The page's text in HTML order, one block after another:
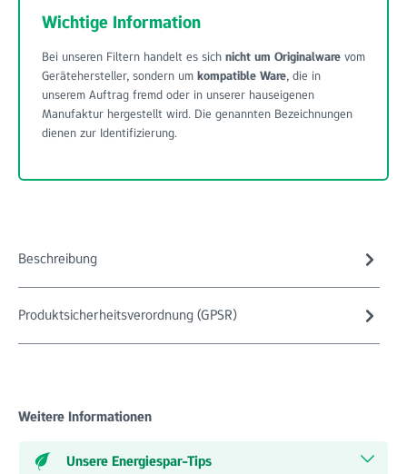
Wichtige Information
Bei unseren Filtern handelt es sich nicht um Originalware vom
Gerätehersteller, sondern um kompatible Ware, die in
unserem Auftrag fremd oder in unserer hauseigenen
Manufaktur hergestellt wird. Die genannten Bezeichnungen
dienen zur Identifizierung.
Beschreibung
Produktsicherheitsverordnung (GPSR)
Weitere Informationen
Unsere Energiespar-Tips